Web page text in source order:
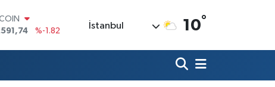
%0.02
%0.18
İstanbul 10°